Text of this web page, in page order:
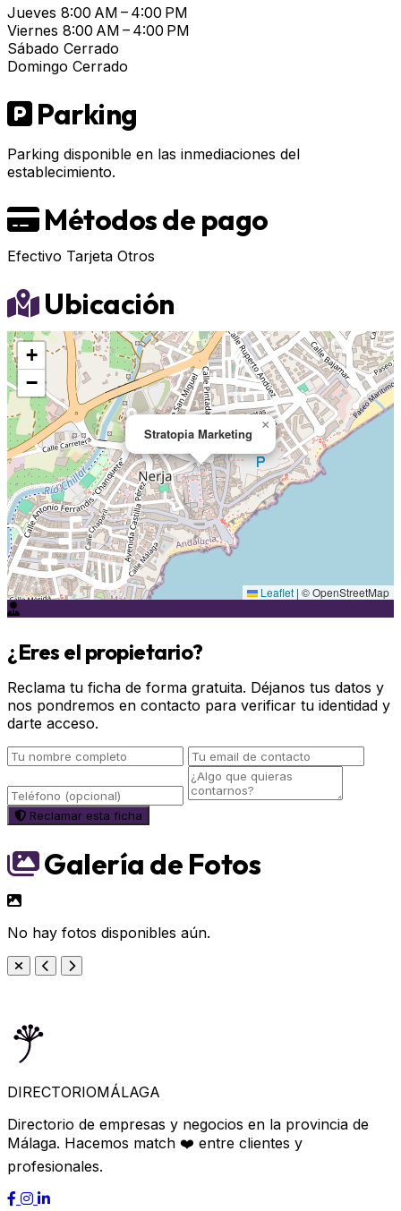
Jueves 8:00 AM – 4:00 PM
Viernes 8:00 AM – 4:00 PM
Sábado Cerrado
Domingo Cerrado
Parking
Parking disponible en las inmediaciones del
establecimiento.
Métodos de pago
Efectivo Tarjeta Otros
Ubicación
Stratopia Marketing
×
+
−
Leaflet | © OpenStreetMap
¿Eres el propietario?
Reclama tu ficha de forma gratuita. Déjanos tus datos y
nos pondremos en contacto para verificar tu identidad y
darte acceso.
Reclamar esta ficha
Galería de Fotos
No hay fotos disponibles aún.
DIRECTORIOMÁLAGA
Directorio de empresas y negocios en la provincia de
Málaga. Hacemos match ❤️ entre clientes y
profesionales.